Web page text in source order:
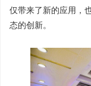
仅带来了新的应用，
态的创新。